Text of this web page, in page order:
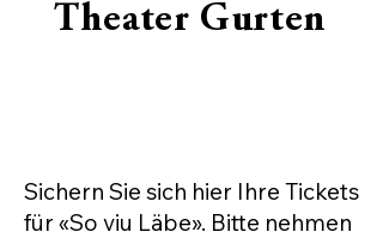
Theater Gurten
Sichern Sie sich hier Ihre Tickets
für «So viu Läbe». ​Bitte nehmen